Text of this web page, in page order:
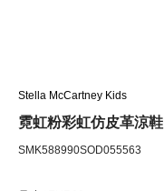
Stella McCartney Kids
霓虹粉彩虹仿皮革涼鞋
SMK588990SOD055563